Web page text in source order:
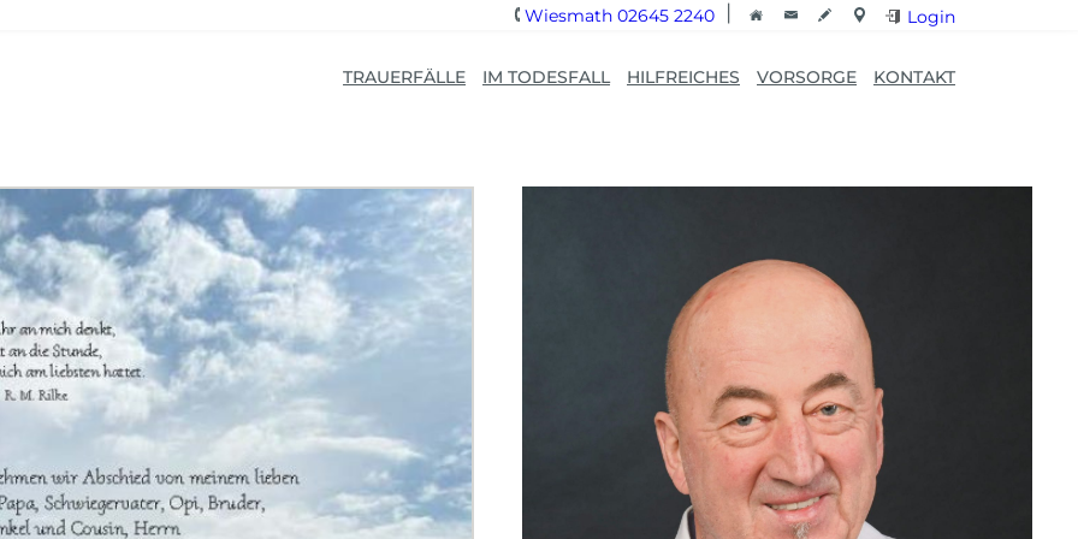
Wiesmath 02645 2240 Login
TRAUERFÄLLE IM TODESFALL HILFREICHES VORSORGE KONTAKT